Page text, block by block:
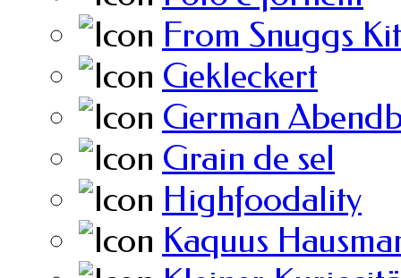
From Snuggs
Gekleckert
German
Grain de sel
Highfoodality
Kaquus